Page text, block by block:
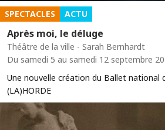
SPECTACLES ACTU
Après moi, le déluge
Théâtre de la ville - Sarah Bernhardt
Du samedi 5 au samedi 12 septembre
Une nouvelle création du Ballet national
(LA)HORDE